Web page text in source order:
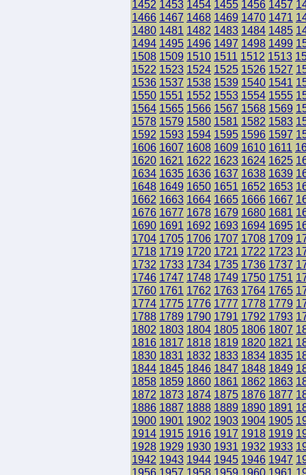
1452 1453 1454 1455 1456 1457
1466 1467 1468 1469 1470 1471
1480 1481 1482 1483 1484 1485
1494 1495 1496 1497 1498 1499
1508 1509 1510 1511 1512 1513
1522 1523 1524 1525 1526 1527
1536 1537 1538 1539 1540 1541
1550 1551 1552 1553 1554 1555
1564 1565 1566 1567 1568 1569
1578 1579 1580 1581 1582 1583
1592 1593 1594 1595 1596 1597
1606 1607 1608 1609 1610 1611
1620 1621 1622 1623 1624 1625
1634 1635 1636 1637 1638 1639
1648 1649 1650 1651 1652 1653
1662 1663 1664 1665 1666 1667
1676 1677 1678 1679 1680 1681
1690 1691 1692 1693 1694 1695
1704 1705 1706 1707 1708 1709
1718 1719 1720 1721 1722 1723
1732 1733 1734 1735 1736 1737
1746 1747 1748 1749 1750 1751
1760 1761 1762 1763 1764 1765
1774 1775 1776 1777 1778 1779
1788 1789 1790 1791 1792 1793
1802 1803 1804 1805 1806 1807
1816 1817 1818 1819 1820 1821
1830 1831 1832 1833 1834 1835
1844 1845 1846 1847 1848 1849
1858 1859 1860 1861 1862 1863
1872 1873 1874 1875 1876 1877
1886 1887 1888 1889 1890 1891
1900 1901 1902 1903 1904 1905
1914 1915 1916 1917 1918 1919
1928 1929 1930 1931 1932 1933
1942 1943 1944 1945 1946 1947
1956 1957 1958 1959 1960 1961